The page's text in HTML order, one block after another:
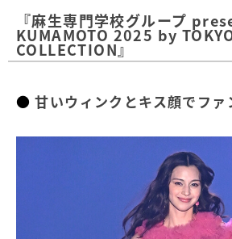
『麻生専門学校グループ
KUMAMOTO 2025 by
COLLECTION』
甘いウィンクとキス顔でファ